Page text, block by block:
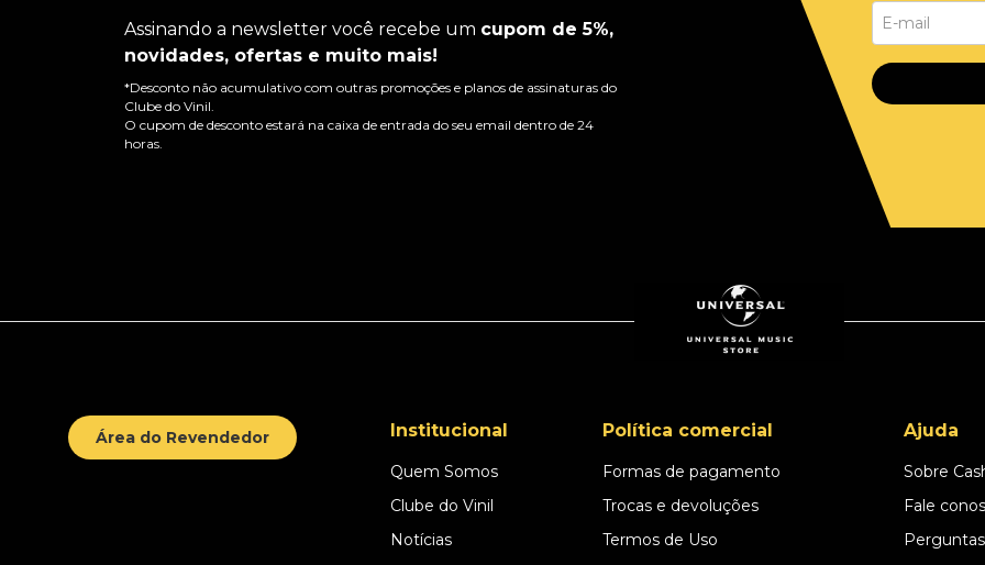
Assinando a newsletter você recebe um cupom de 5%,
novidades, ofertas e muito mais!
*Desconto não acumulativo com outras promoções e planos de assinaturas do
Clube do Vinil.
O cupom de desconto estará na caixa de entrada do seu email dentro de 24
horas.
Área do Revendedor Institucional
Quem Somos
Clube do Vinil
Notícias
Política comercial
Formas de pagamento
Trocas e devoluções
Termos de Uso
Ajuda
Sobre
Fale